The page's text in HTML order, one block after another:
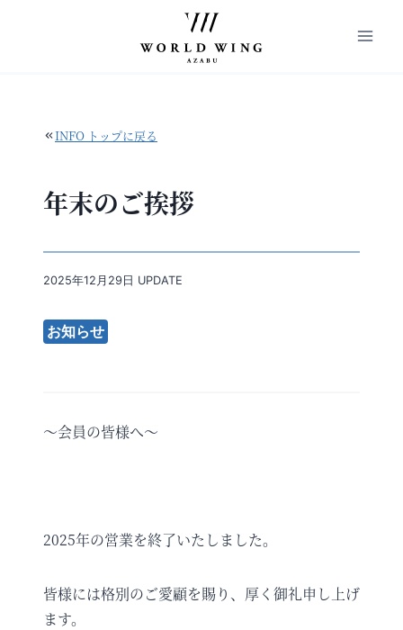
INFO トップに戻る
年末のご挨拶
2025年12月29日 UPDATE
お知らせ
〜会員の皆様へ〜
2025年の営業を終了いたしました。
皆様には格別のご愛顧を賜り、厚く御礼申し上げ
ます。